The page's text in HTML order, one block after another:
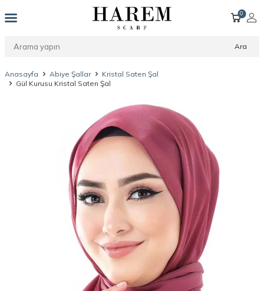
Ara
0
Anasayfa Abiye Şallar
Kristal Saten Şal
Gül Kurusu Kristal Saten Şal